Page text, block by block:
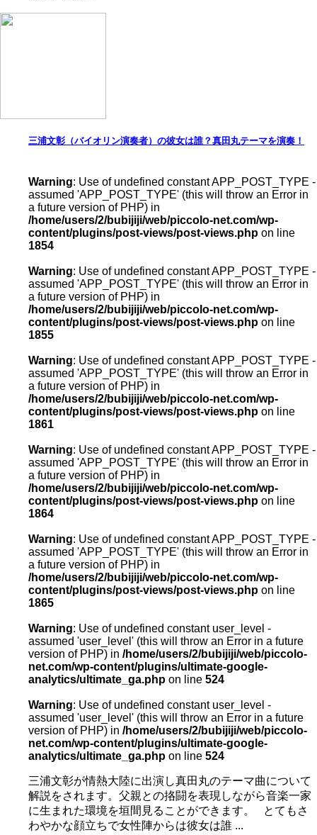
三浦文彰（バイオリン演奏者）の彼女は誰？真田丸テーマを演奏！
Warning: Use of undefined constant APP_POST_TYPE -
assumed 'APP_POST_TYPE' (this will throw an Error in
a future version of PHP) in
/home/users/2/bubijiji/web/piccolo-net.com/wp-
content/plugins/post-views/post-views.php on line
1854
Warning: Use of undefined constant APP_POST_TYPE -
assumed 'APP_POST_TYPE' (this will throw an Error in
a future version of PHP) in
/home/users/2/bubijiji/web/piccolo-net.com/wp-
content/plugins/post-views/post-views.php on line
1855
Warning: Use of undefined constant APP_POST_TYPE -
assumed 'APP_POST_TYPE' (this will throw an Error in
a future version of PHP) in
/home/users/2/bubijiji/web/piccolo-net.com/wp-
content/plugins/post-views/post-views.php on line
1861
Warning: Use of undefined constant APP_POST_TYPE -
assumed 'APP_POST_TYPE' (this will throw an Error in
a future version of PHP) in
/home/users/2/bubijiji/web/piccolo-net.com/wp-
content/plugins/post-views/post-views.php on line
1864
Warning: Use of undefined constant APP_POST_TYPE -
assumed 'APP_POST_TYPE' (this will throw an Error in
a future version of PHP) in
/home/users/2/bubijiji/web/piccolo-net.com/wp-
content/plugins/post-views/post-views.php on line
1865
Warning: Use of undefined constant user_level -
assumed 'user_level' (this will throw an Error in a future
version of PHP) in /home/users/2/bubijiji/web/piccolo-
net.com/wp-content/plugins/ultimate-google-
analytics/ultimate_ga.php on line 524
Warning: Use of undefined constant user_level -
assumed 'user_level' (this will throw an Error in a future
version of PHP) in /home/users/2/bubijiji/web/piccolo-
net.com/wp-content/plugins/ultimate-google-
analytics/ultimate_ga.php on line 524
三浦文彰が情熱大陸に出演し真田丸のテーマ曲について
解説をされます。父親との挌闘を表現しながら音楽一家
に生まれた環境を垣間見ることができます。 とてもさ
わやかな顔立ちで女性陣からは彼女は誰 ...